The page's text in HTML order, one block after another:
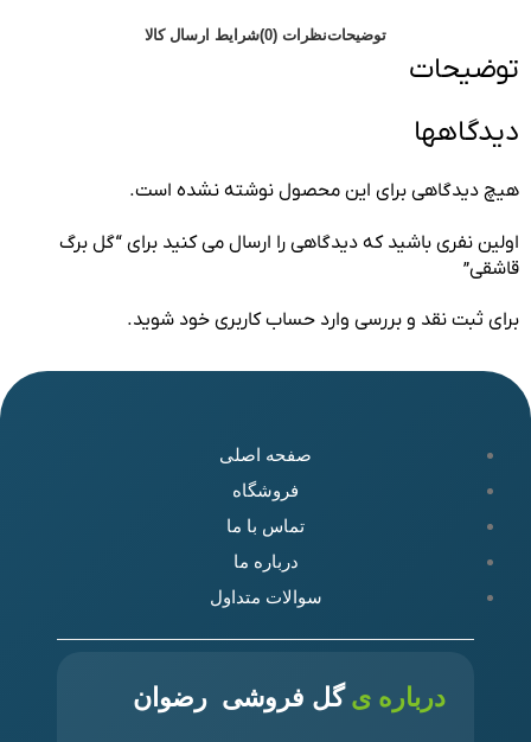
توضیحاتنظرات (0) شرایط ارسال کالا
توضیحات
دیدگاهها
هیچ دیدگاهی برای این محصول نوشته نشده است.
اولین نفری باشید که دیدگاهی را ارسال می کنید برای “گل برگ
قاشقی”
برای ثبت نقد و بررسی وارد حساب کاربری خود شوید.
صفحه اصلی
فروشگاه
تماس با ما
درباره ما
سوالات متداول
درباره ی گل فروشی رضوان